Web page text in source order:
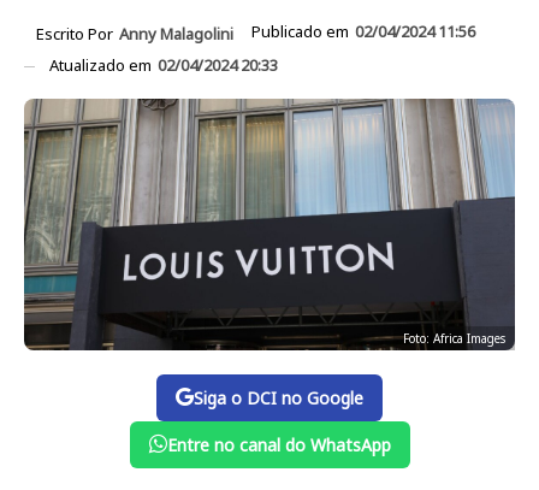
Escrito Por Anny Malagolini Publicado em 02/04/2024 11:56
Atualizado em 02/04/2024 20:33
Foto: Africa Images
Siga o DCI no Google
Entre no canal do WhatsApp